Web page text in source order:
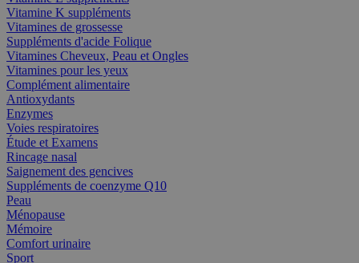
Vitamine K suppléments
Vitamines de grossesse
Suppléments d'acide Folique
Vitamines Cheveux, Peau et Ongles
Vitamines pour les yeux
Complément alimentaire
Antioxydants
Enzymes
Voies respiratoires
Étude et Examens
Rincage nasal
Saignement des gencives
Suppléments de coenzyme Q10
Peau
Ménopause
Mémoire
Comfort urinaire
Sport